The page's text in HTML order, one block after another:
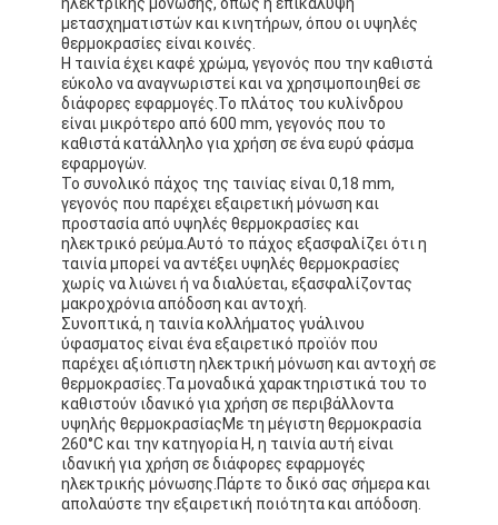
Σπίτι
Προϊόντα
μετασχηματιστών και κινητήρων, όπου οι υψηλές
θερμοκρασίες είναι κοινές.
Η ταινία έχει καφέ χρώμα, γεγονός που την καθιστά
εύκολο να αναγνωριστεί και να χρησιμοποιηθεί σε
διάφορες εφαρμογές.Το πλάτος του κυλίνδρου
είναι μικρότερο από 600 mm, γεγονός που το
καθιστά κατάλληλο για χρήση σε ένα ευρύ φάσμα
εφαρμογών.
Το συνολικό πάχος της ταινίας είναι 0,18 mm,
γεγονός που παρέχει εξαιρετική μόνωση και
προστασία από υψηλές θερμοκρασίες και
ηλεκτρικό ρεύμα.Αυτό το πάχος εξασφαλίζει ότι η
ταινία μπορεί να αντέξει υψηλές θερμοκρασίες
χωρίς να λιώνει ή να διαλύεται, εξασφαλίζοντας
μακροχρόνια απόδοση και αντοχή.
Συνοπτικά, η ταινία κολλήματος γυάλινου
ύφασματος είναι ένα εξαιρετικό προϊόν που
παρέχει αξιόπιστη ηλεκτρική μόνωση και αντοχή σε
θερμοκρασίες.Τα μοναδικά χαρακτηριστικά του το
καθιστούν ιδανικό για χρήση σε περιβάλλοντα
υψηλής θερμοκρασίαςΜε τη μέγιστη θερμοκρασία
260°C και την κατηγορία H, η ταινία αυτή είναι
ιδανική για χρήση σε διάφορες εφαρμογές
ηλεκτρικής μόνωσης.Πάρτε το δικό σας σήμερα και
απολαύστε την εξαιρετική ποιότητα και απόδοση.